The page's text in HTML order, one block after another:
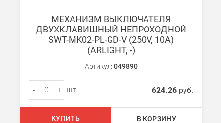
МЕХАНИЗМ ВЫКЛЮЧАТЕЛЯ
ДВУХКЛАВИШНЫЙ НЕПРОХОДНОЙ
SWT-MK02-PL-GD-V (250V, 10A)
(ARLIGHT, -)
Артикул: 049890
- + шт 624.26 руб.
КУПИТЬ В КОРЗИНУ